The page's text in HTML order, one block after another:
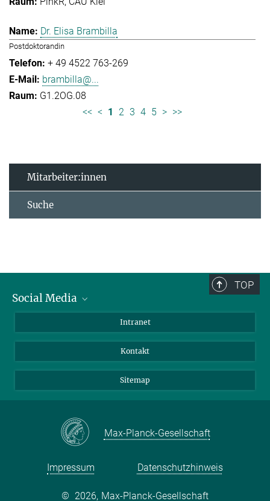
Dr. Elisa Brambilla
Postdoktorandin
+ 49 4522 763-269
brambilla@...
G1.2OG.08
<< < 1 2 3 4 5 > >>
Mitarbeiter:innen
Suche
TOP
Social Media
LinkedIn
Intranet
Kontakt
Sitemap
Max-Planck-Gesellschaft
Impressum Datenschutzhinweis
© 2026, Max-Planck-Gesellschaft